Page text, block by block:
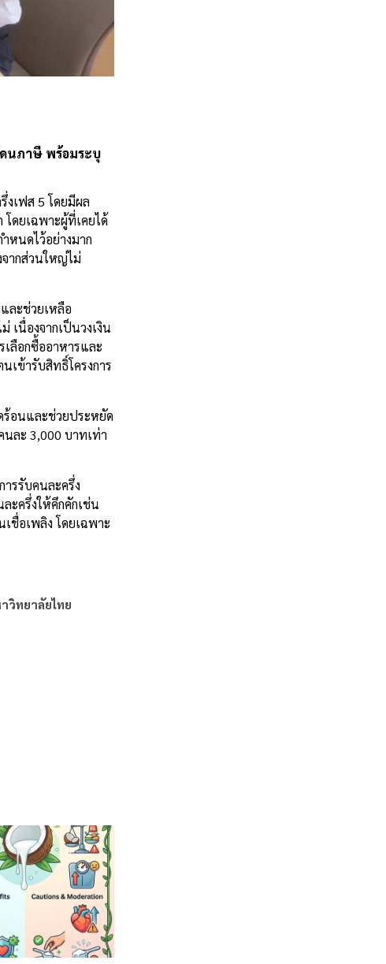
นภาษี พร้อมระบุ
งเฟส 5 โดยมีผล
ดยเฉพาะผู้ที่เคยได้
หนดไว้อย่างมาก
ากส่วนใหญ่ไม่
ละช่วยเหลือ
เนื่องจากเป็นวงเงิน
เลือกซื้ออาหารและ
ข้ารับสิทธิ์โครงการ
ร้อนและช่วยประหยัด
นละ 3,000 บาทเท่า
ารรับคนละครึ่ง
ะครึ่งให้คึกคักเช่น
ชื่อเพลิง โดยเฉพาะ
วิทยาลัยไทย